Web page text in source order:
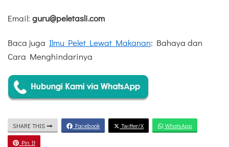
Email: guru@peletasli.com
Baca juga Ilmu Pelet Lewat Makanan: Bahaya dan
Cara Menghindarinya
SHARE THIS Facebook Twitter/X WhatsApp
Pin It